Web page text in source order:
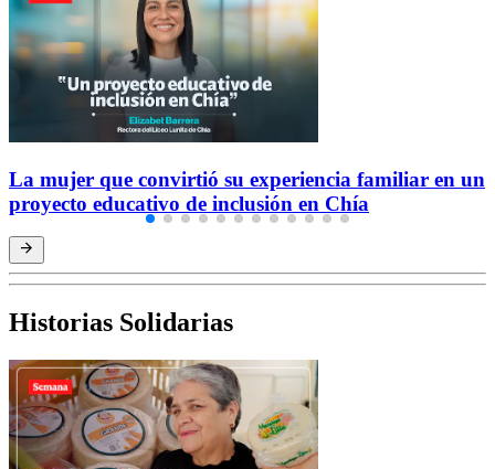
La mujer que convirtió su experiencia familiar en un
proyecto educativo de inclusión en Chía
Historias Solidarias